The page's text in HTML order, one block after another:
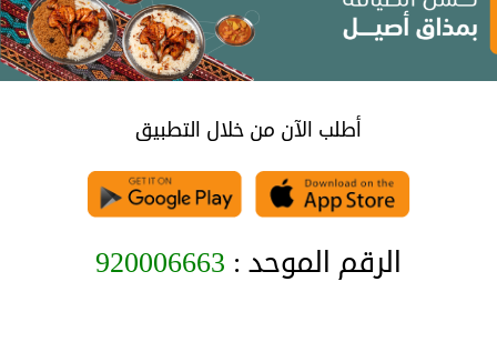
أطلب الآن من خلال التطبيق
الرقم الموحد : 920006663